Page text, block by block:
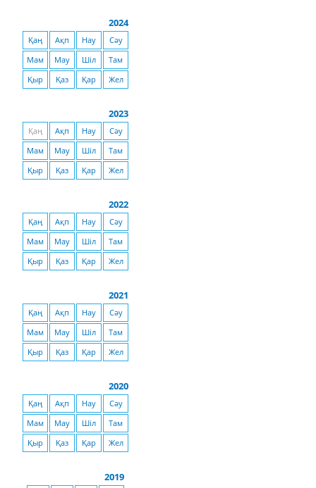
2024
Қаң Ақп Нау
Сәу
Мам
Мау Шіл
Там
Қыр
Қаз Қар Жел
2023
Қаң Ақп Нау
Сәу
Мам
Мау Шіл
Там
Қыр
Қаз Қар Жел
2022
Қаң Ақп Нау
Сәу
Мам
Мау Шіл
Там
Қыр
Қаз Қар Жел
2021
Қаң Ақп Нау
Сәу
Мам
Мау Шіл
Там
Қыр
Қаз Қар Жел
2020
Қаң Ақп Нау
Сәу
Мам
Мау Шіл
Там
Қыр
Қаз Қар Жел
2019